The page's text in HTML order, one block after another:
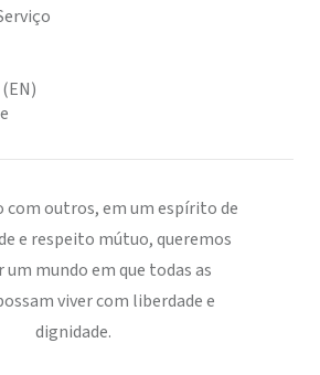
com outros, em um espírito de
e respeito mútuo, queremos
mundo em que todas as
viver com liberdade e
dignidade.